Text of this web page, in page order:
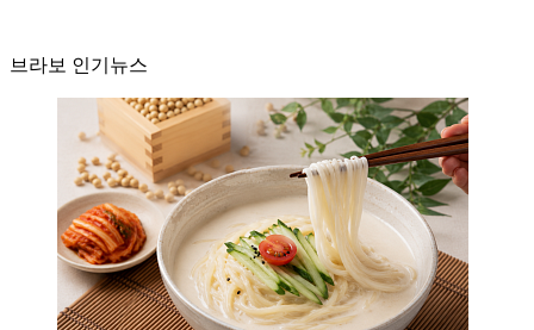
브라보 인기뉴스